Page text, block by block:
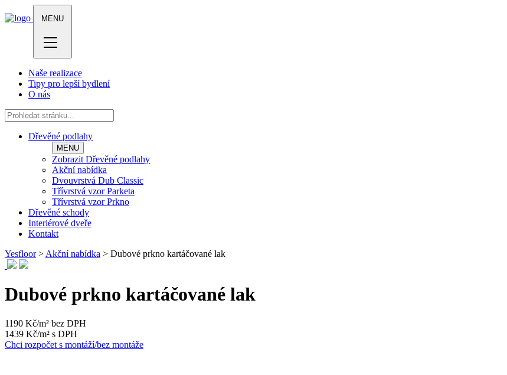
MENU
Naše realizace
Tipy pro lepší bydlení
O nás
Dřevěné podlahy
MENU
Zobrazit Dřevěné podlahy
Akční nabídka
Dvouvrstvá Dub Classic
Třívrstvá vzor Parketa
Třívrstvá vzor Prkno
Dřevěné schody
Interiérové dveře
Kontakt
Yesfloor> Akční nabídka > Dubové prkno kartáčované lak
Dubové prkno kartáčované lak
1190 Kč/m² bez DPH
1439 Kč/m² s DPH
Chci rozpočet s montáží/bez montáže